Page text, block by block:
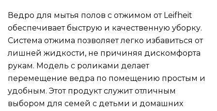
Ведро для мытья полов с отжимом от Leifheit
обеспечивает быструю и качественную уборку.
Система отжима позволяет легко избавиться от
лишней жидкости, не причиняя дискомфорта
рукам. Модель с роликами делает
перемещение ведра по помещению простым и
удобным. Этот продукт служит отличным
выбором для семей с детьми и домашних